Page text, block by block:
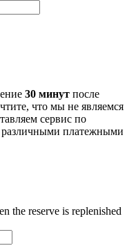
30 минут после
что мы не являемся
сервис по
различными платежными
the reserve is replenished